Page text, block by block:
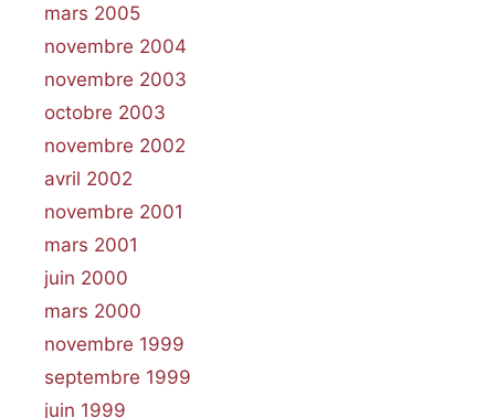
mars 2005
novembre 2004
novembre 2003
octobre 2003
novembre 2002
avril 2002
novembre 2001
mars 2001
juin 2000
mars 2000
novembre 1999
septembre 1999
juin 1999